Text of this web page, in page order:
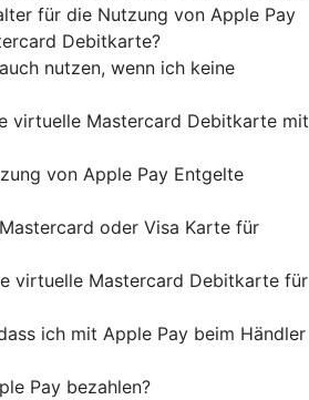
für die Nutzung von Apple Pay
Debitkarte?
nutzen, wenn ich keine
virtuelle Mastercard Debitkarte mit
von Apple Pay Entgelte
oder Visa Karte für
virtuelle Mastercard Debitkarte für
ich mit Apple Pay beim Händler
Pay bezahlen?